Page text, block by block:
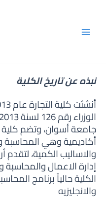
نبذه عن تاريخ الكلية
جامعة أسوان، وتضم كلية
أكاديمية وهي المحاسبة
والاساليب الكمية،
إدارة الاعمال والمحاسبة
الكلية حالياً برنامج
والانجليزيه